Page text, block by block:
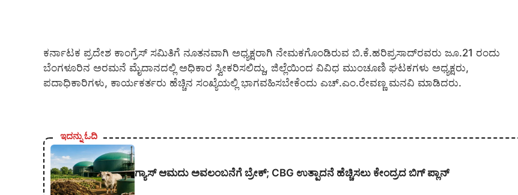
ಕರ್ನಾಟಕ ಪ್ರದೇಶ ಕಾಂಗ್ರೆಸ್ ಸಮಿತಿಗೆ ನೂತನವಾಗಿ ಅಧ್ಯಕ್ಷರಾಗಿ ನೇಮಕಗೊಂಡಿರುವ ಬಿ.ಕೆ.ಹರಿಪ್ರಸಾದ್‍ರವರು ಜೂ.21 ರಂದು
ಬೆಂಗಳೂರಿನ ಅರಮನೆ ಮೈದಾನದಲ್ಲಿ ಅಧಿಕಾರ ಸ್ವೀಕರಿಸಲಿದ್ದು, ಜಿಲ್ಲೆಯಿಂದ ವಿವಿಧ ಮುಂಚೂಣಿ ಘಟಕಗಳು ಅಧ್ಯಕ್ಷರು,
ಪದಾಧಿಕಾರಿಗಳು, ಕಾರ್ಯಕರ್ತರು ಹೆಚ್ಚಿನ ಸಂಖ್ಯೆಯಲ್ಲಿ ಭಾಗವಹಿಸಬೇಕೆಂದು ಎಚ್.ಎಂ.ರೇವಣ್ಣ ಮನವಿ ಮಾಡಿದರು.
ಇದನ್ನು ಓದಿ
ಗ್ಯಾಸ್ ಆಮದು ಅವಲಂಬನೆಗೆ ಬ್ರೇಕ್; CBG ಉತ್ಪಾದನೆ ಹೆಚ್ಚಿಸಲು ಕೇಂದ್ರದ ಬಿಗ್ ಪ್ಲಾನ್